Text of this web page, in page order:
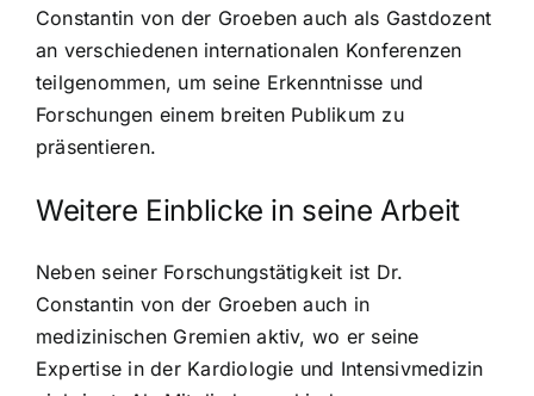
Constantin von der Groeben auch als Gastdozent
an verschiedenen internationalen Konferenzen
teilgenommen, um seine Erkenntnisse und
Forschungen einem breiten Publikum zu
präsentieren.
Weitere Einblicke in seine Arbeit
Neben seiner Forschungstätigkeit ist Dr.
Constantin von der Groeben auch in
medizinischen Gremien aktiv, wo er seine
Expertise in der Kardiologie und Intensivmedizin